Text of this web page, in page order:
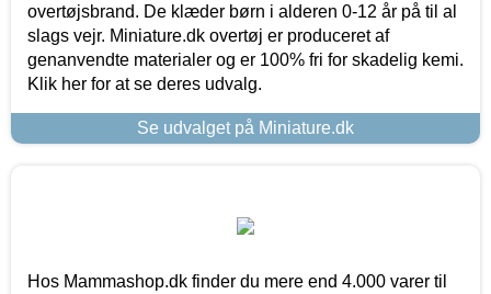
overtøjsbrand. De klæder børn i alderen 0-12 år på til al
slags vejr. Miniature.dk overtøj er produceret af
genanvendte materialer og er 100% fri for skadelig kemi.
Klik her for at se deres udvalg.
Se udvalget på Miniature.dk
Hos Mammashop.dk finder du mere end 4.000 varer til